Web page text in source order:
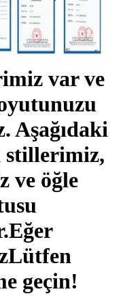
var ve
Aşağıdaki
stillerimiz,
ve öğle
geçin!